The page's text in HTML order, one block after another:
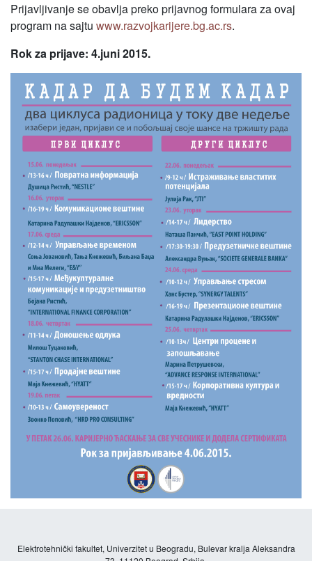
Prijavljivanje se obavlja preko prijavnog formulara za ovaj
program na sajtu www.razvojkarijere.bg.ac.rs.
Rok za prijave: 4.juni 2015.
Elektrotehnički fakultet, Univerzitet u Beogradu, Bulevar kralja Aleksandra